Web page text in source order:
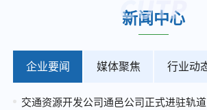
马家岩小微地块招租公告
加州实验小学小微地块招租公告
2026-04-20
新闻中心
企业要闻 媒体聚焦 行业动